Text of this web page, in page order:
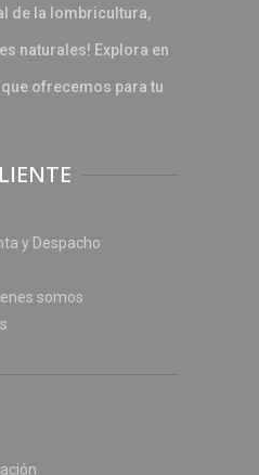
de la lombricultura,
naturales! Explora en
ofrecemos para tu
y Despacho
somos